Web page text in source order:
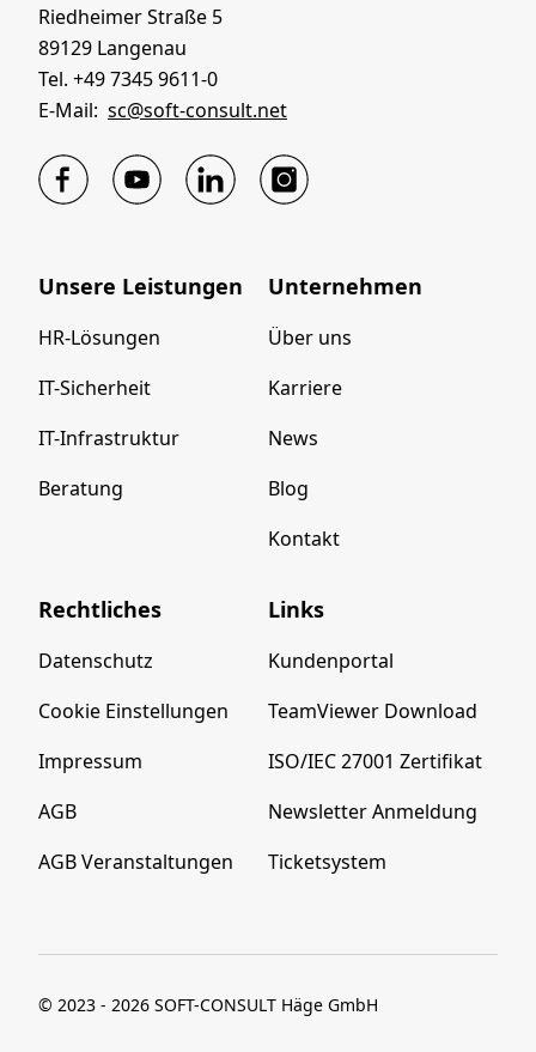
Riedheimer Straße 5
89129 Langenau
Tel. +49 7345 9611-0
E-Mail: sc@soft-consult.net
Unsere Leistungen
HR-Lösungen
IT-Sicherheit
IT-Infrastruktur
Beratung
Unternehmen
Über uns
Karriere
News
Blog
Kontakt
Rechtliches
Datenschutz
Cookie Einstellungen
Impressum
AGB
AGB Veranstaltungen
Links
Kundenportal
TeamViewer Download
ISO/IEC 27001 Zertifikat
Newsletter Anmeldung
Ticketsystem
© 2023 - 2026 SOFT-CONSULT Häge GmbH